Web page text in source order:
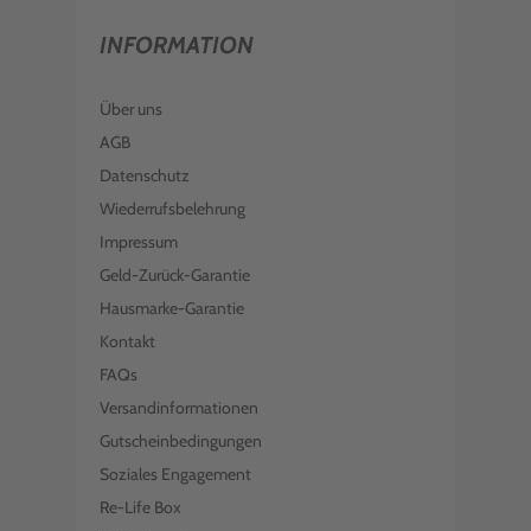
INFORMATION
Über uns
AGB
Datenschutz
Wiederrufsbelehrung
Impressum
Geld-Zurück-Garantie
Hausmarke-Garantie
Kontakt
FAQs
Versandinformationen
Gutscheinbedingungen
Soziales Engagement
Re-Life Box